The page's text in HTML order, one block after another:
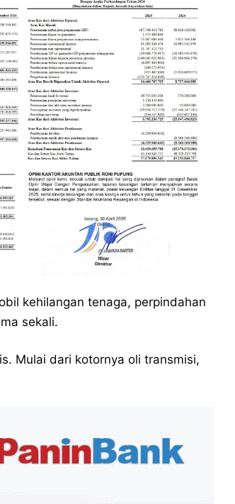
kehilangan tenaga, perpindahan
sekali.
Mulai dari kotornya oli transmisi,